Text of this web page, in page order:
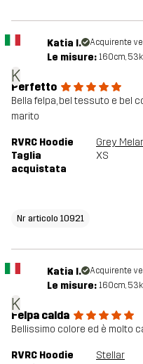
K
Katia I. Acquirente
Le misure: 160cm,
Perfetto
Bella felpa, bel tessuto e bel
marito
RVRC Hoodie
Taglia
acquistata
XS
Nr articolo 10921
K
Katia I. Acquirente
Le misure: 160cm,
Felpa calda
Bellissimo colore ed è molto
RVRC Hoodie
Stellar